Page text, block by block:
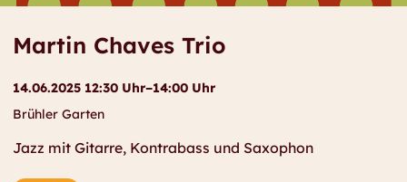
Martin Chaves Trio
14.06.2025 12:30 Uhr–14:00 Uhr
Brühler Garten
Jazz mit Gitarre, Kontrabass und Saxophon